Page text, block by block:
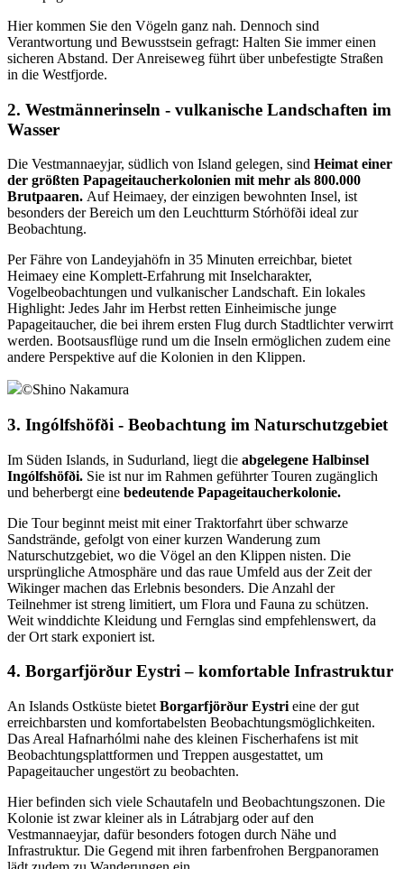
Hier kommen Sie den Vögeln ganz nah. Dennoch sind
Verantwortung und Bewusstsein gefragt: Halten Sie immer einen
sicheren Abstand. Der Anreiseweg führt über unbefestigte Straßen
in die Westfjorde.
2. Westmännerinseln - vulkanische Landschaften im
Wasser
Die Vestmannaeyjar, südlich von Island gelegen, sind Heimat einer
der größten Papageitaucherkolonien mit mehr als 800.000
Brutpaaren. Auf Heimaey, der einzigen bewohnten Insel, ist
besonders der Bereich um den Leuchtturm Stórhöfði ideal zur
Beobachtung.
Per Fähre von Landeyjahöfn in 35 Minuten erreichbar, bietet
Heimaey eine Komplett-Erfahrung mit Inselcharakter,
Vogelbeobachtungen und vulkanischer Landschaft. Ein lokales
Highlight: Jedes Jahr im Herbst retten Einheimische junge
Papageitaucher, die bei ihrem ersten Flug durch Stadtlichter verwirrt
werden. Bootsausflüge rund um die Inseln ermöglichen zudem eine
andere Perspektive auf die Kolonien in den Klippen.
©Shino Nakamura
3. Ingólfshöfði - Beobachtung im Naturschutzgebiet
Im Süden Islands, in Sudurland, liegt die abgelegene Halbinsel
Ingólfshöfði. Sie ist nur im Rahmen geführter Touren zugänglich
und beherbergt eine bedeutende Papageitaucherkolonie.
Die Tour beginnt meist mit einer Traktorfahrt über schwarze
Sandstrände, gefolgt von einer kurzen Wanderung zum
Naturschutzgebiet, wo die Vögel an den Klippen nisten. Die
ursprüngliche Atmosphäre und das raue Umfeld aus der Zeit der
Wikinger machen das Erlebnis besonders. Die Anzahl der
Teilnehmer ist streng limitiert, um Flora und Fauna zu schützen.
Weit winddichte Kleidung und Fernglas sind empfehlenswert, da
der Ort stark exponiert ist.
4. Borgarfjörður Eystri – komfortable Infrastruktur
An Islands Ostküste bietet Borgarfjörður Eystri eine der gut
erreichbarsten und komfortabelsten Beobachtungsmöglichkeiten.
Das Areal Hafnarhólmi nahe des kleinen Fischerhafens ist mit
Beobachtungsplattformen und Treppen ausgestattet, um
Papageitaucher ungestört zu beobachten.
Hier befinden sich viele Schautafeln und Beobachtungszonen. Die
Kolonie ist zwar kleiner als in Látrabjarg oder auf den
Vestmannaeyjar, dafür besonders fotogen durch Nähe und
Infrastruktur. Die Gegend mit ihren farbenfrohen Bergpanoramen